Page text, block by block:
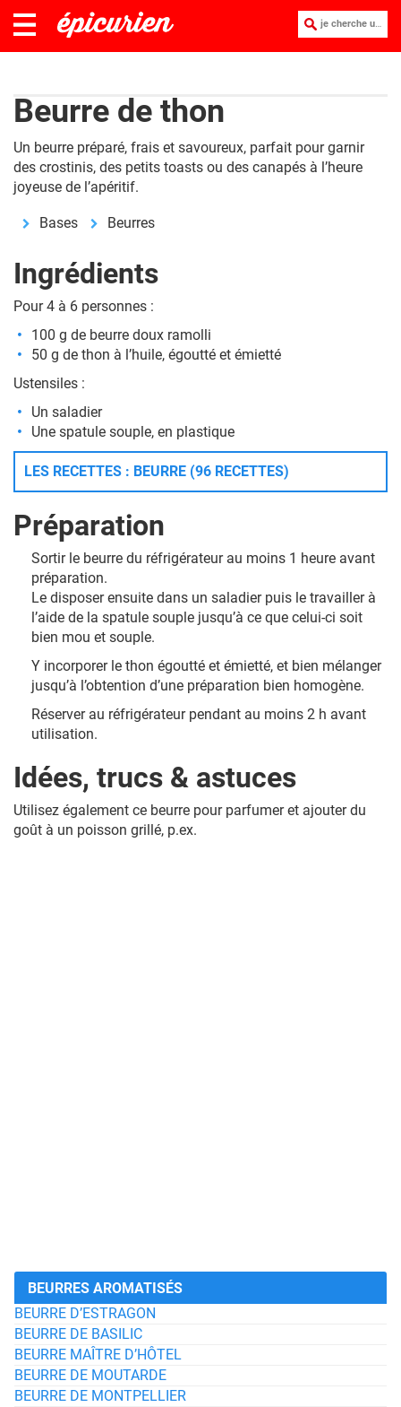
je cherche une recette :
Beurre de thon
Un beurre préparé, frais et savoureux, parfait pour garnir
des crostinis, des petits toasts ou des canapés à l’heure
joyeuse de l’apéritif.
Bases Beurres
Ingrédients
Pour 4 à 6 personnes :
100 g de beurre doux ramolli
50 g de thon à l’huile, égoutté et émietté
Ustensiles :
Un saladier
Une spatule souple, en plastique
LES RECETTES : BEURRE (96 RECETTES)
Préparation
Sortir le beurre du réfrigérateur au moins 1 heure avant
préparation.
Le disposer ensuite dans un saladier puis le travailler à
l’aide de la spatule souple jusqu’à ce que celui-ci soit
bien mou et souple.
Y incorporer le thon égoutté et émietté, et bien mélanger
jusqu’à l’obtention d’une préparation bien homogène.
Réserver au réfrigérateur pendant au moins 2 h avant
utilisation.
Idées, trucs & astuces
Utilisez également ce beurre pour parfumer et ajouter du
goût à un poisson grillé, p.ex.
BEURRES AROMATISÉS
BEURRE D’ESTRAGON
BEURRE DE BASILIC
BEURRE MAÎTRE D’HÔTEL
BEURRE DE MOUTARDE
BEURRE DE MONTPELLIER